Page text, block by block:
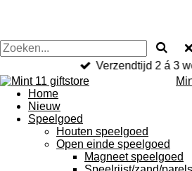
Verzendtijd 2 á 3
Home
Nieuw
Speelgoed
Houten speelgoed
Open einde speelgoed
Magneet speelgoed